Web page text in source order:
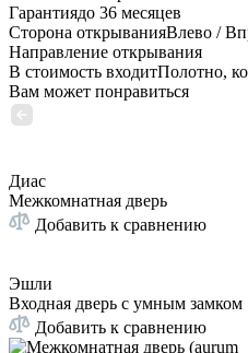
Гарантиядо 36 месяцев
Сторона открыванияВлево /
Направление открывания
В стоимость входитПолотно,
Вам может понравиться
Диас
Межкомнатная дверь
Добавить к сравнению
Эшли
Входная дверь с умным замком
Добавить к сравнению